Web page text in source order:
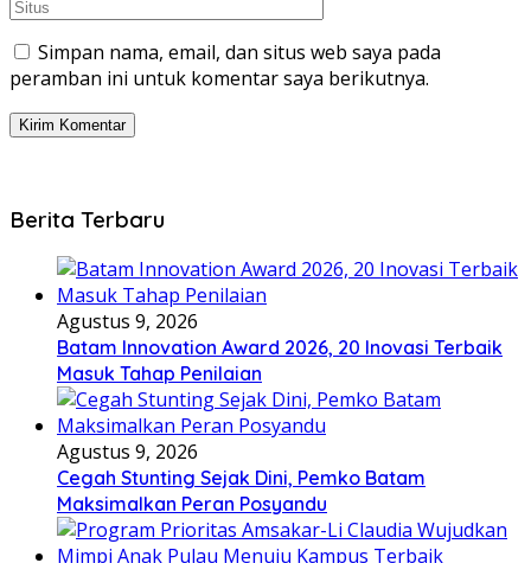
Simpan nama, email, dan situs web saya pada
peramban ini untuk komentar saya berikutnya.
Berita Terbaru
Agustus 9, 2026
Batam Innovation Award 2026, 20 Inovasi Terbaik
Masuk Tahap Penilaian
Agustus 9, 2026
Cegah Stunting Sejak Dini, Pemko Batam
Maksimalkan Peran Posyandu